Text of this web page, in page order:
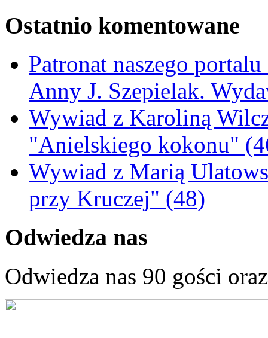
Ostatnio komentowane
Patronat naszego
Anny J. Szepielak.
Wywiad z Karoliną
"Anielskiego kokonu"
Wywiad z Marią
przy Kruczej" (48)
Odwiedza nas
Odwiedza nas 90 gości